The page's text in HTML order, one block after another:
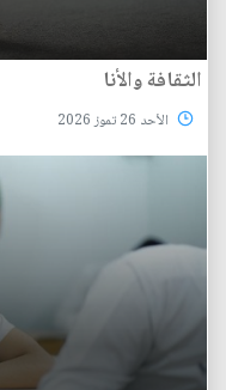
الثقافة والأنا
الأحد 26 تموز 2026